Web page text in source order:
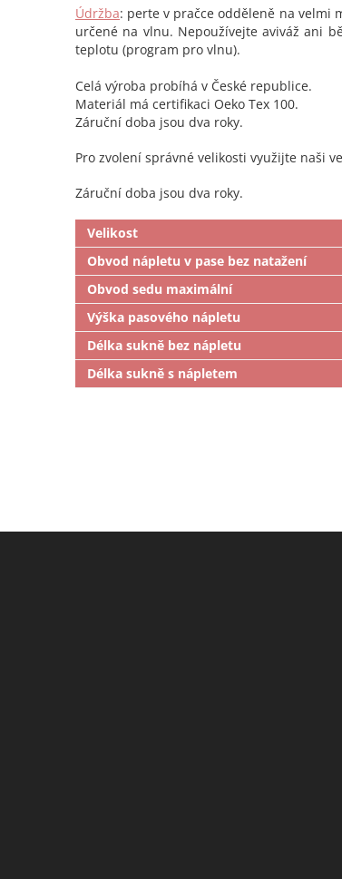
Údržba: perte v pračce odděleně na velmi
určené na vlnu. Nepoužívejte aviváž ani
teplotu (program pro vlnu).
Celá výroba probíhá v České republice.
Materiál má certifikaci Oeko Tex 100.
Záruční doba jsou dva roky.
Pro zvolení správné velikosti využijte naši
Záruční doba jsou dva roky.
Velikost
Obvod nápletu v pase bez natažení
Obvod sedu maximální
Výška pasového nápletu
Délka sukně bez nápletu
Délka sukně s nápletem